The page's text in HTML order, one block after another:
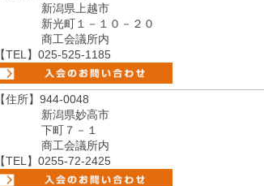
新潟県上越市
新光町１－１０－２０
商工会議所内
【TEL】025-525-1185
【住所】944-0048
新潟県妙高市
下町７－１
商工会議所内
【TEL】0255-72-2425